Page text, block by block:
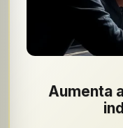
Aumenta